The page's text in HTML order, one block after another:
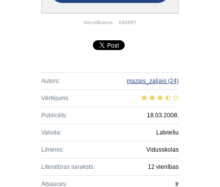
Identifikators: 698885
Autors: mazais_zaljais (24)
Vērtējums:
Publicēts: 18.03.2008.
Valoda: Latviešu
Līmenis: Vidusskolas
Literatūras saraksts: 12 vienības
Atsauces: Ir